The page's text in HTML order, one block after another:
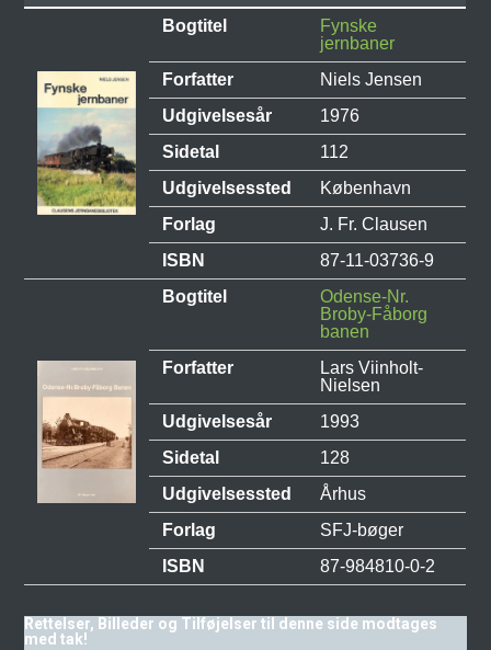
Bogtitel
Fynske
jernbaner
Forfatter
Niels Jensen
Udgivelsesår
1976
Sidetal
112
Udgivelsessted
København
Forlag
J. Fr. Clausen
ISBN
87-11-03736-9
Bogtitel
Odense-Nr.
Broby-Fåborg
banen
Forfatter
Lars Viinholt-
Nielsen
Udgivelsesår
1993
Sidetal
128
Udgivelsessted
Århus
Forlag
SFJ-bøger
ISBN
87-984810-0-2
Rettelser, Billeder og Tilføjelser til denne side modtages
med tak!